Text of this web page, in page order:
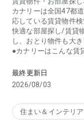
カナリーは全国47都
応している賃貸物件検
快適な部屋探し/賃貸
し、おとり物件も大
●カナリーはこんな賃
・不動産屋に行く前
・細かい条件でお気
探したい
・お気に入りの賃貸
最終更新日
2026/08/03
住まい＆インテリア